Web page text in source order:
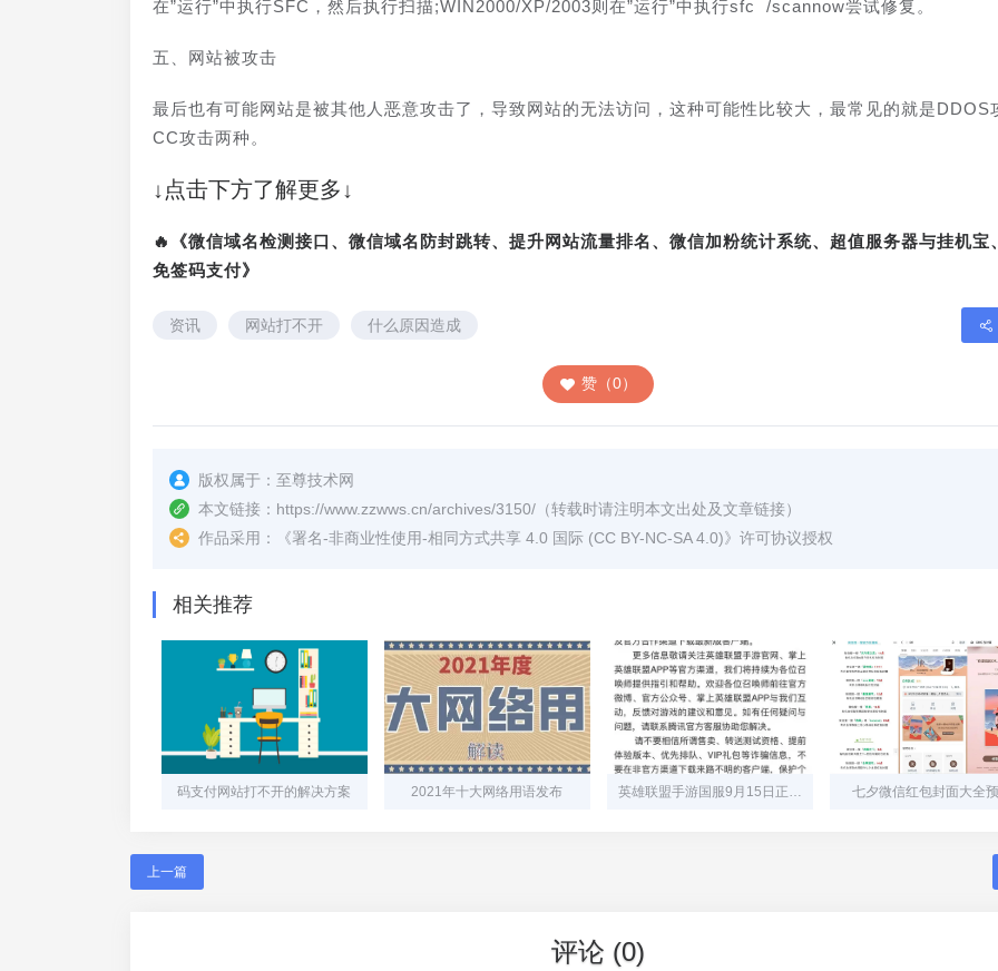
在”运行”中执行SFC，然后执行扫描;WIN2000/XP/2003则在”运行”中执行sfc /scannow尝试修复。
五、网站被攻击
最后也有可能网站是被其他人恶意攻击了，导致网站的无法访问，这种可能性比较大，最常见的就是DDOS
CC攻击两种。
↓点击下方了解更多↓
🔥《微信域名检测接口、微信域名防封跳转、提升网站流量排名、微信加粉统计系统、超值服务器与挂机宝
免签码支付》
资讯 网站打不开 什么原因造成
赞（0）
版权属于： 至尊技术网
本文链接： https://www.zzwws.cn/archives/3150/ （转载时请注明本文出处及文章链接）
作品采用：
《署名-非商业性使用-相同方式共享 4.0 国际 (CC BY-NC-SA 4.0)》许可协议授权
相关推荐
码支付网站打不开的解决方案 2021年十大网络用语发布 英雄联盟手游国服9月15日正式公测 七夕微信红包封面大全
上一篇
评论 (0)